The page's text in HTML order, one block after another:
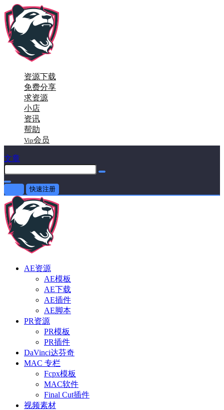
资源下载
免费分享
求资源
小店
资讯
帮助
Vip会员
文章
快速注册
AE资源
AE模板
AE下载
AE插件
AE脚本
PR资源
PR模板
PR插件
DaVinci达芬奇
MAC 专栏
Fcpx模板
MAC软件
Final Cut插件
视频素材